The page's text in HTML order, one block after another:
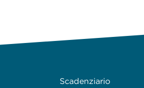
Scadenziario